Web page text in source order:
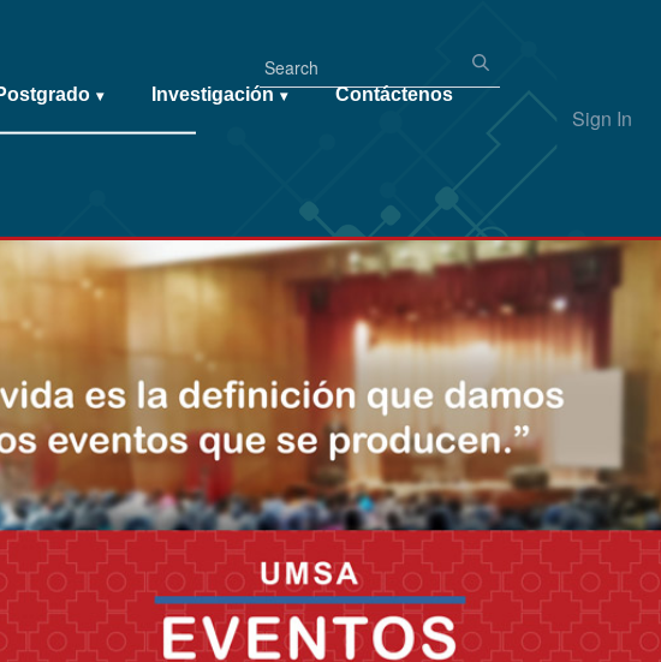
Sign In
▾ Investigación ▾ Contáctenos